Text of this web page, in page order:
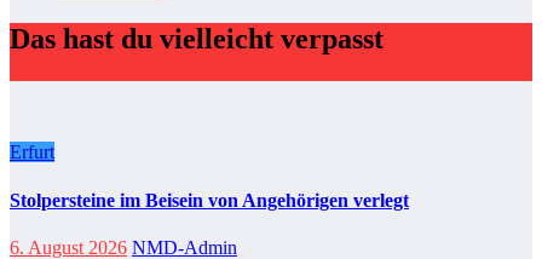
Das hast du vielleicht verpasst
Erfurt
Stolpersteine im Beisein von Angehörigen verlegt
6. August 2026 NMD-Admin